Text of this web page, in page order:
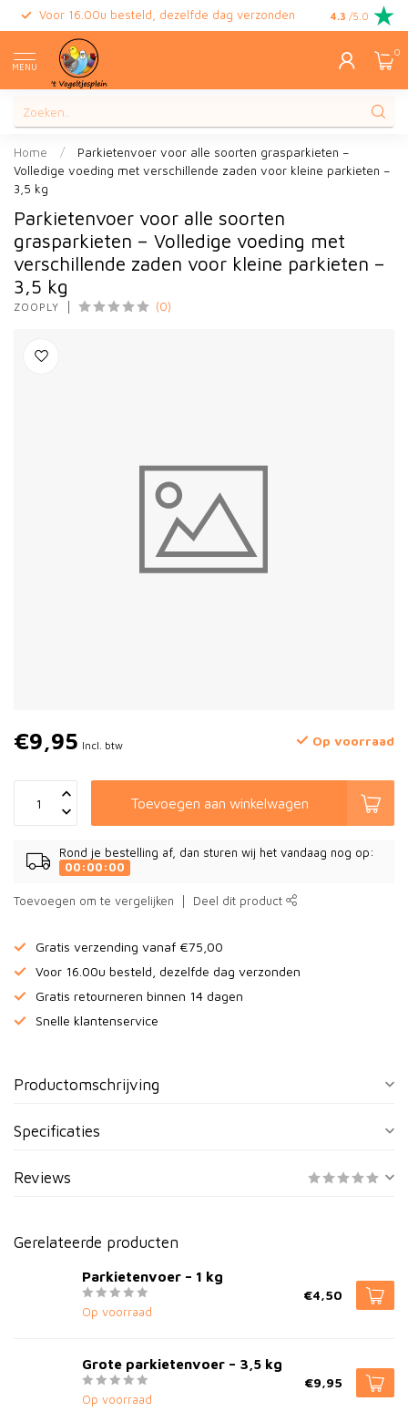
Voor 16.00u besteld, dezelfde dag verzonden Gratis
4.3 /5.0
MENU
0
Home /
Parkietenvoer voor alle soorten grasparkieten –
Volledige voeding met verschillende zaden voor kleine parkieten –
3,5 kg
Parkietenvoer voor alle soorten
grasparkieten – Volledige voeding met
verschillende zaden voor kleine parkieten –
3,5 kg
ZOOPLY (0)
€9,95 Incl. btw Op voorraad
Toevoegen aan winkelwagen
Rond je bestelling af, dan sturen wij het vandaag nog op:
00:00:00
Toevoegen om te vergelijken Deel dit product
Gratis verzending vanaf €75,00
Voor 16.00u besteld, dezelfde dag verzonden
Gratis retourneren binnen 14 dagen
Snelle klantenservice
Productomschrijving
Specificaties
Reviews
Gerelateerde producten
Parkietenvoer – 1 kg
Op voorraad
€4,50
Grote parkietenvoer – 3,5 kg
Op voorraad
€9,95